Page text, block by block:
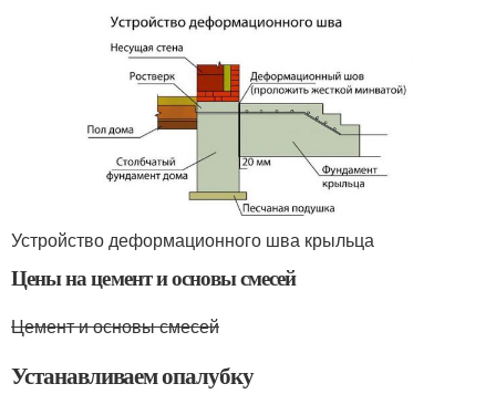
Устройство деформационного шва крыльца
Цены на цемент и основы смесей
Цемент и основы смесей
Устанавливаем опалубку